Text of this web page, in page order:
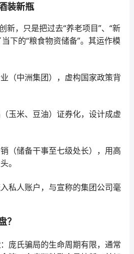
装新瓶
新，只是把过去“养老项目”、“新
下的“粮食物资储备”。其运作模
（中洲集团），虚构国家政策背
玉米、豆油）证券化，设计成虚
（储备干事至七级处长），用高
。
私人账户，与宣称的集团公司毫
？
：庞氏骗局的生命周期有限，通常